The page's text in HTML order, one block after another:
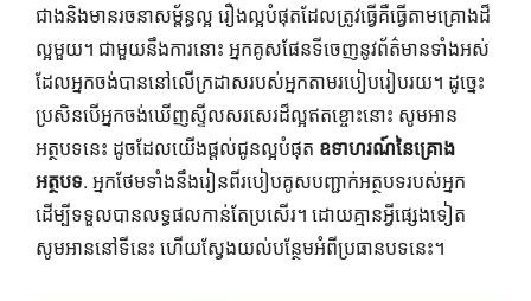
ជាង​និង​មាន​រចនាសម្ព័ន្ធ​ល្អ រឿង​ល្អ​បំផុត​ដែល​ត្រូវ​ធ្វើ​គឺ​ធ្វើ​តាម​គ្រោង​ដ៏​
ល្អ​មួយ។ ជា​មួយ​នឹង​ការ​នោះ អ្នក​គូស​ផែនទី​ចេញ​នូវ​ព័ត៌មាន​ទាំងអស់​
ដែល​អ្នក​ចង់​បាន​នៅ​លើ​ក្រដាស​របស់​អ្នក​តាម​របៀប​រៀប​រយ។ ដូច្នេះ
ប្រសិនបើអ្នកចង់ឃើញស្ទីលសរសេរដ៏ល្អឥតខ្ចោះនោះ សូមអាន
អត្ថបទនេះ ដូចដែលយើងផ្តល់ជូនល្អបំផុត ឧទាហរណ៍នៃគ្រោង
អត្ថបទ. អ្នកថែមទាំងនឹងរៀនពីរបៀបគូសបញ្ជាក់អត្ថបទរបស់អ្នក
ដើម្បីទទួលបានលទ្ធផលកាន់តែប្រសើរ។ ដោយគ្មានអ្វីផ្សេងទៀត
សូមអាននៅទីនេះ ហើយស្វែងយល់បន្ថែមអំពីប្រធានបទនេះ។